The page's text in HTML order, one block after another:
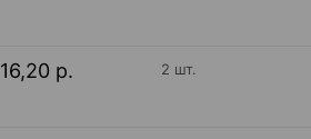
16,20 р. 2 шт.